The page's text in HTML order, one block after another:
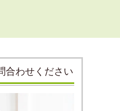
合わせください